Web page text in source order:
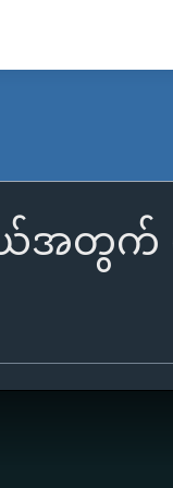
နယ်အတွ